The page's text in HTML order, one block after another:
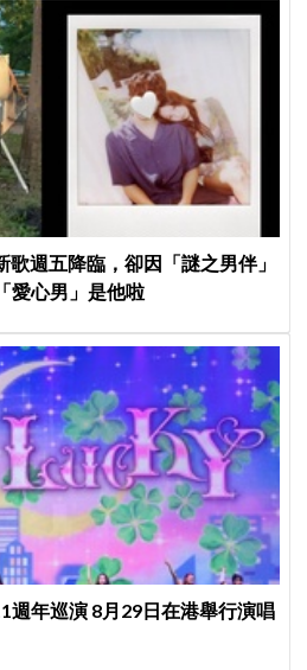
週五降臨，卻因「謎之男伴」
愛心男」是他啦
日在港舉行演唱